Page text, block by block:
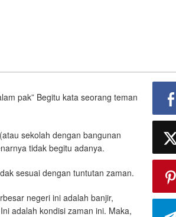
pak” Begitu kata seorang teman
sekolah dengan bangunan
tidak begitu adanya.
sesuai dengan tuntutan zaman.
negeri ini adalah banjir,
adalah kondisi zaman ini. Maka,